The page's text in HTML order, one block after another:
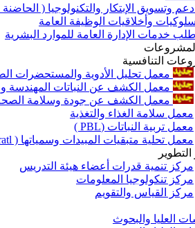
وتسويق الإبتكار والتكنولوجيا ( الحاضنة
وأخلاقيات الوظيفة العامة
خدمات الإدارة العامة للموارد البشرية
التنافسية
معمل تحليل الأدوية والمستحضرات
معمل الكشف عن النباتات المهندسة
معمل الكشف عن جودة وسلامة الصحة
معمل سلامة الغذاء والتغذية
معمل تربية النباتات (PBL )
معمل تحلية متبقيات المبيدات وسمياتها ( Pratl )
مركز تنمية قدرات أعضاء هيئة التدريس
مركز تنكولوجيا المعلومات
مركز القياس والتقويم
العليا والبحوث